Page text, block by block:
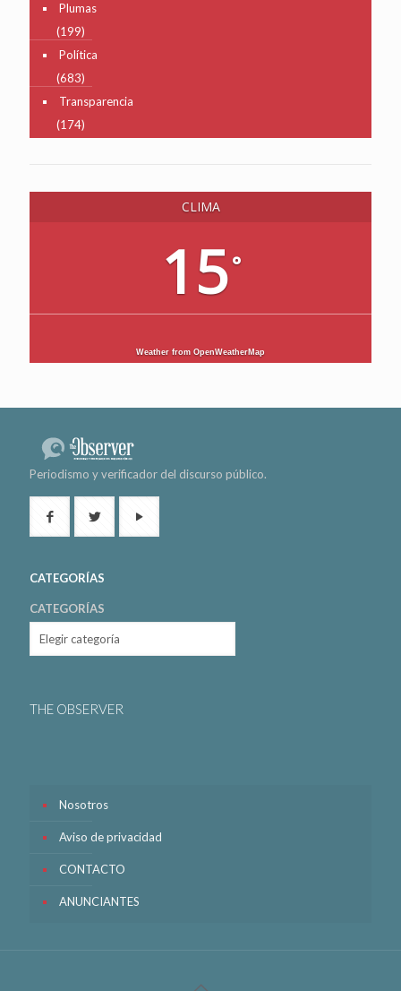
Plumas
(199)
Política
(683)
Transparencia
(174)
CLIMA
15°
Weather from OpenWeatherMap
Periodismo y verificador del discurso público.
CATEGORÍAS
CATEGORÍAS
THE OBSERVER
Nosotros
Aviso de privacidad
CONTACTO
ANUNCIANTES